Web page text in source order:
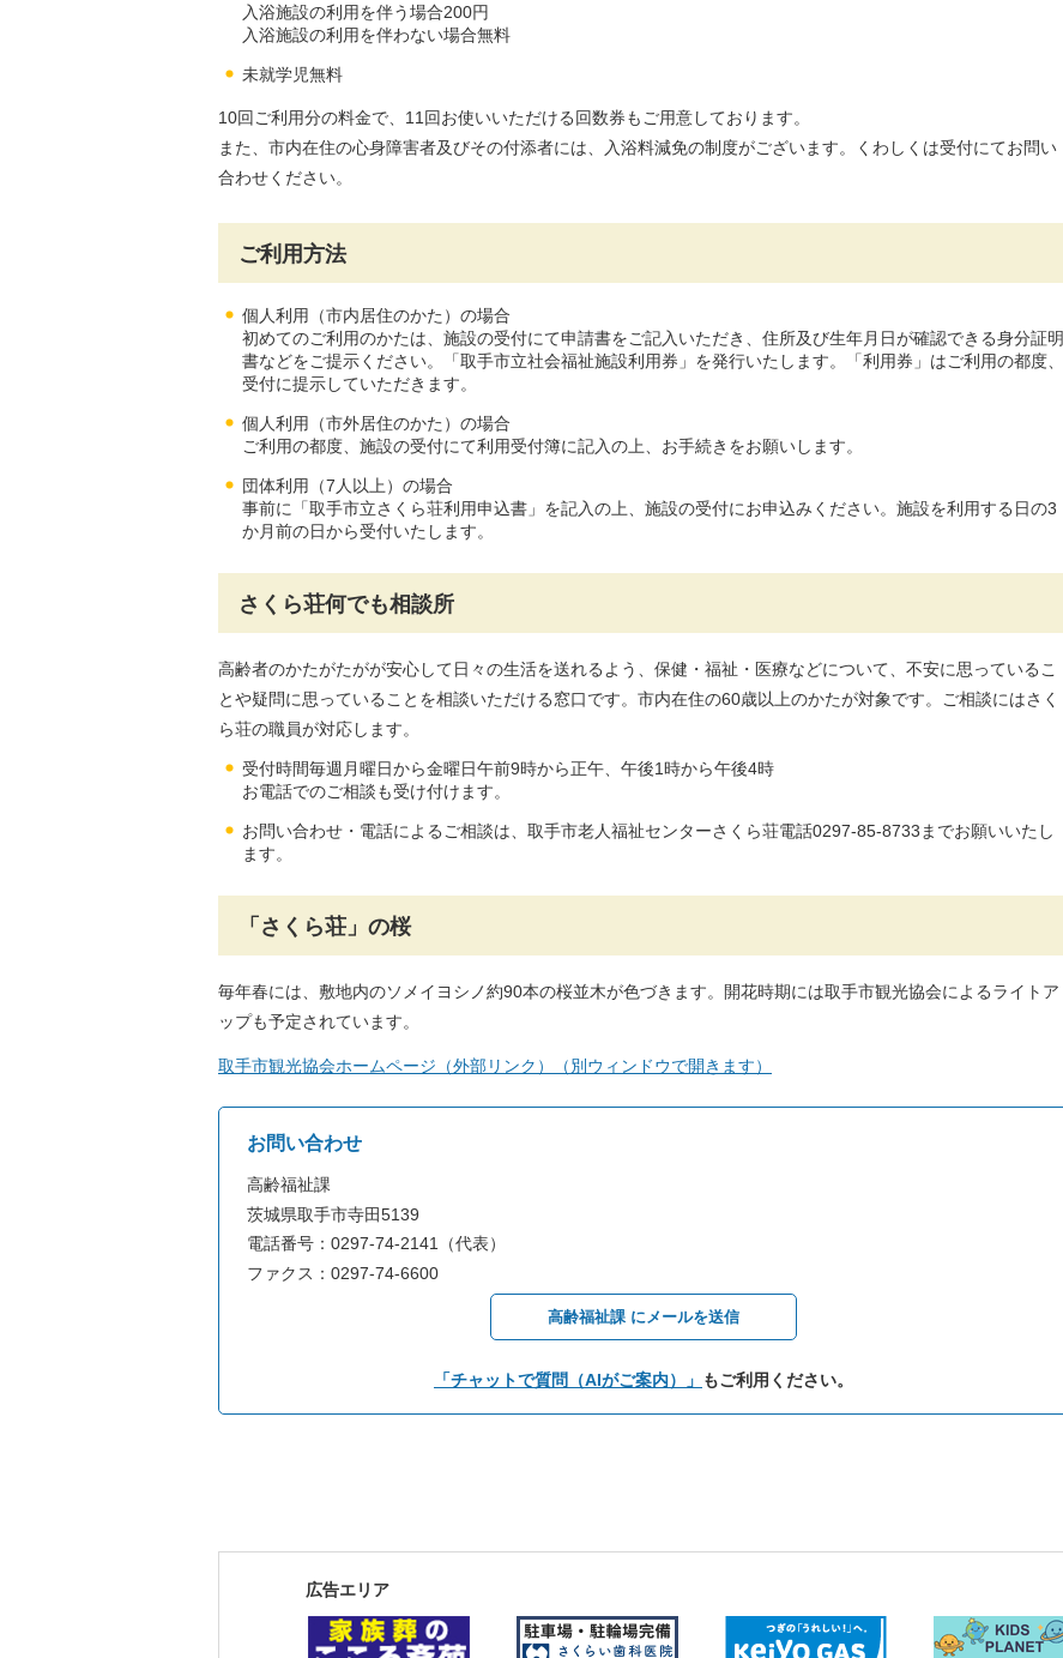
入浴施設の利用を伴う場合200円
入浴施設の利用を伴わない場合無料
未就学児無料
10回ご利用分の料金で、11回お使いいただける回数券もご用意しております。
また、市内在住の心身障害者及びその付添者には、入浴料減免の制度がございます。くわしくは受付にてお問い
合わせください。
ご利用方法
個人利用（市内居住のかた）の場合
初めてのご利用のかたは、施設の受付にて申請書をご記入いただき、住所及び生年月日が確認できる身分証明
書などをご提示ください。「取手市立社会福祉施設利用券」を発行いたします。「利用券」はご利用の都度、
受付に提示していただきます。
個人利用（市外居住のかた）の場合
ご利用の都度、施設の受付にて利用受付簿に記入の上、お手続きをお願いします。
団体利用（7人以上）の場合
事前に「取手市立さくら荘利用申込書」を記入の上、施設の受付にお申込みください。施設を利用する日の3
か月前の日から受付いたします。
さくら荘何でも相談所
高齢者のかたがたがが安心して日々の生活を送れるよう、保健・福祉・医療などについて、不安に思っているこ
とや疑問に思っていることを相談いただける窓口です。市内在住の60歳以上のかたが対象です。ご相談にはさく
ら荘の職員が対応します。
受付時間毎週月曜日から金曜日午前9時から正午、午後1時から午後4時
お電話でのご相談も受け付けます。
お問い合わせ・電話によるご相談は、取手市老人福祉センターさくら荘電話0297-85-8733までお願いいたし
ます。
「さくら荘」の桜
毎年春には、敷地内のソメイヨシノ約90本の桜並木が色づきます。開花時期には取手市観光協会によるライトア
ップも予定されています。
取手市観光協会ホームページ（外部リンク）（別ウィンドウで開きます）
お問い合わせ
高齢福祉課
茨城県取手市寺田5139
電話番号：0297-74-2141（代表）
ファクス：0297-74-6600
高齢福祉課 にメールを送信
「チャットで質問（AIがご案内）」 もご利用ください。
広告エリア